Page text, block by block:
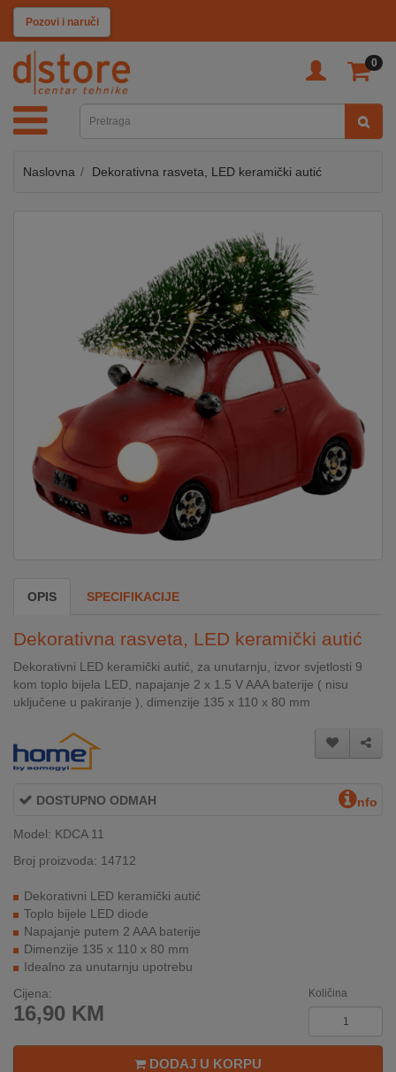
Pozovi i naruči
0
KATEGORIJE
TV
SAT
MOBILNI
DOM
ALATI
KLIMATIZACIJA
GAME
INTERNO
MOJ
AKCIJE
BRENDOVI
NOVO
PONUDI
Naslovna Dekorativna rasveta, LED keramički autić
OPIS SPECIFIKACIJE
Dekorativna rasveta, LED keramički autić
Dekorativni LED keramički autić, za unutarnju, izvor svjetlosti 9
kom toplo bijela LED, napajanje 2 x 1.5 V AAA baterije ( nisu
uključene u pakiranje ), dimenzije 135 x 110 x 80 mm
DOSTUPNO ODMAH nfo
Model: KDCA 11
Broj proizvoda: 14712
Dekorativni LED keramički autić
Toplo bijele LED diode
Napajanje putem 2 AAA baterije
Dimenzije 135 x 110 x 80 mm
Idealno za unutarnju upotrebu
Cijena:
16,90 KM
Količina
DODAJ U KORPU